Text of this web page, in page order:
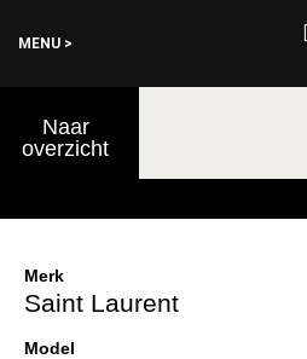
MENU >
Naar
overzicht
€0,00
Merk
Saint Laurent
Model